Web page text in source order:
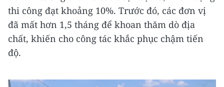
thi công đạt khoảng 10%. Trước đó, các đơn vị
đã mất hơn 1,5 tháng để khoan thăm dò địa
chất, khiến cho công tác khắc phục chậm tiến
độ.